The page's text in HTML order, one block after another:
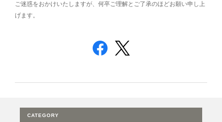
ご迷惑をおかけいたしますが、何卒ご理解とご了承のほどお願い申し上
げます。
CATEGORY